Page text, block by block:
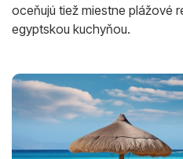
oceňujú tiež miestne plážové
egyptskou kuchyňou.